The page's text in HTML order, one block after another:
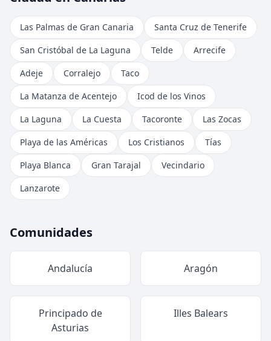
Las Palmas de Gran Canaria
Santa Cruz de Tenerife
San Cristóbal de La Laguna
Telde
Arrecife
Adeje
Corralejo
Taco
La Matanza de Acentejo
Icod de los Vinos
La Laguna
La Cuesta Tacoronte
Las Zocas
Playa de las Américas
Los Cristianos
Tías
Playa Blanca
Gran Tarajal
Vecindario
Lanzarote
Comunidades
Andalucía Aragón
Principado de
Asturias
Illes Balears